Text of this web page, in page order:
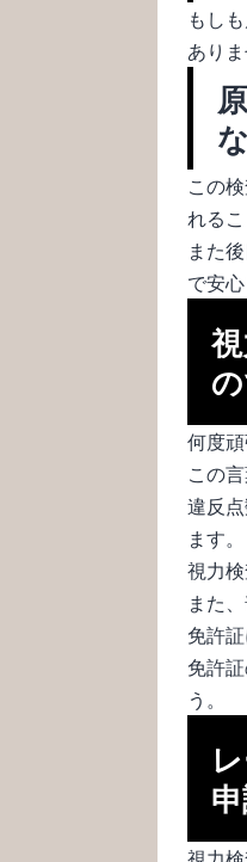
もし
あり
この
れる
また
で安
何度
この
違反
ます。
視力
また
免許
免許
う。